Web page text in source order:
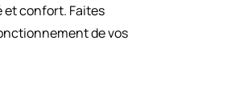
confort. Faites
de vos